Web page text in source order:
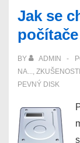
Jak se
počítače
BY ADMIN
NA..., ZKUŠENOSTI
PEVNÝ DISK